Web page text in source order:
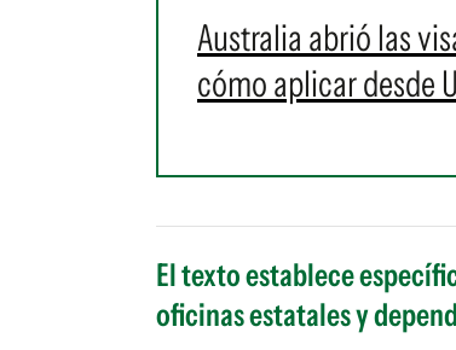
Australia abrió las
cómo aplicar desde
El texto establece
oficinas estatales y